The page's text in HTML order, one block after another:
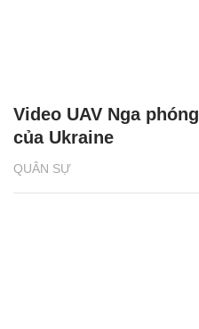
QUÂN SỰ
Video UAV Nga
của Ukraine